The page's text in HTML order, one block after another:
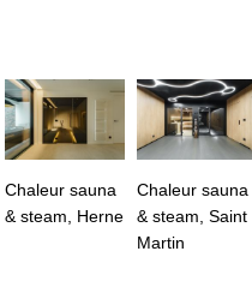
Chaleur sauna
& steam, Herne
Chaleur sauna
& steam, Saint
Martin